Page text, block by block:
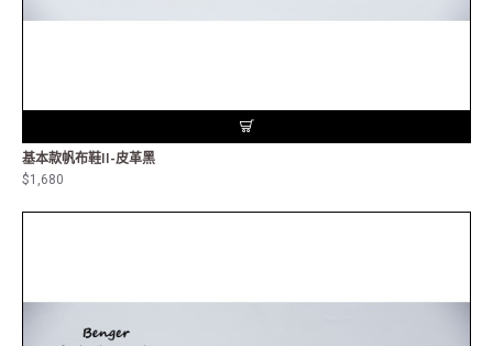
基本款帆布鞋II-皮革黑
$1,680